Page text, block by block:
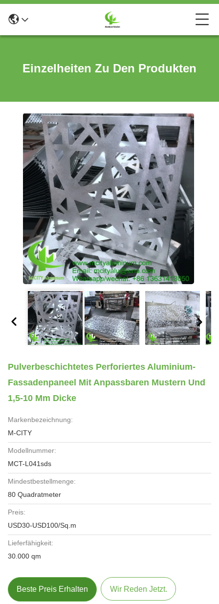
Einzelheiten Zu Den Produkten
Pulverbeschichtetes Perforiertes Aluminium-
Fassadenpaneel Mit Anpassbaren Mustern Und
1,5-10 Mm Dicke
Markenbezeichnung:
M-CITY
Modellnummer:
MCT-L041sds
Mindestbestellmenge:
80 Quadratmeter
Preis:
USD30-USD100/Sq.m
Lieferfähigkeit:
30.000 qm
Beste Preis Erhalten Wir Reden Jetzt.